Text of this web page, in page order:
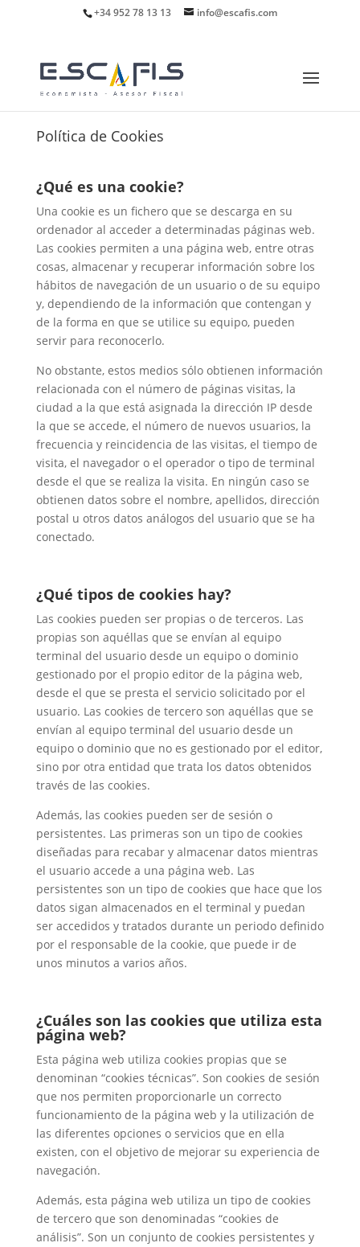
+34 952 78 13 13 info@escafis.com
Política de Cookies
¿Qué es una cookie?
Una cookie es un fichero que se descarga en su
ordenador al acceder a determinadas páginas web.
Las cookies permiten a una página web, entre otras
cosas, almacenar y recuperar información sobre los
hábitos de navegación de un usuario o de su equipo
y, dependiendo de la información que contengan y
de la forma en que se utilice su equipo, pueden
servir para reconocerlo.
No obstante, estos medios sólo obtienen información
relacionada con el número de páginas visitas, la
ciudad a la que está asignada la dirección IP desde
la que se accede, el número de nuevos usuarios, la
frecuencia y reincidencia de las visitas, el tiempo de
visita, el navegador o el operador o tipo de terminal
desde el que se realiza la visita. En ningún caso se
obtienen datos sobre el nombre, apellidos, dirección
postal u otros datos análogos del usuario que se ha
conectado.
¿Qué tipos de cookies hay?
Las cookies pueden ser propias o de terceros. Las
propias son aquéllas que se envían al equipo
terminal del usuario desde un equipo o dominio
gestionado por el propio editor de la página web,
desde el que se presta el servicio solicitado por el
usuario. Las cookies de tercero son aquéllas que se
envían al equipo terminal del usuario desde un
equipo o dominio que no es gestionado por el editor,
sino por otra entidad que trata los datos obtenidos
través de las cookies.
Además, las cookies pueden ser de sesión o
persistentes. Las primeras son un tipo de cookies
diseñadas para recabar y almacenar datos mientras
el usuario accede a una página web. Las
persistentes son un tipo de cookies que hace que los
datos sigan almacenados en el terminal y puedan
ser accedidos y tratados durante un periodo definido
por el responsable de la cookie, que puede ir de
unos minutos a varios años.
¿Cuáles son las cookies que utiliza esta
página web?
Esta página web utiliza cookies propias que se
denominan “cookies técnicas”. Son cookies de sesión
que nos permiten proporcionarle un correcto
funcionamiento de la página web y la utilización de
las diferentes opciones o servicios que en ella
existen, con el objetivo de mejorar su experiencia de
navegación.
Además, esta página web utiliza un tipo de cookies
de tercero que son denominadas “cookies de
análisis”. Son un conjunto de cookies persistentes y